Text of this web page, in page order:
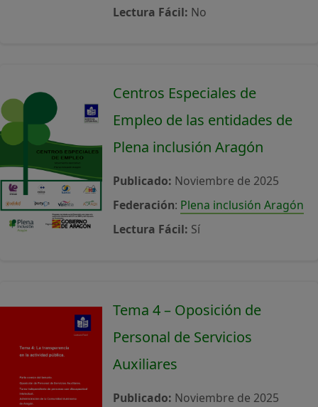
Lectura Fácil: No
Centros Especiales de
Empleo de las entidades de
Plena inclusión Aragón
Publicado: Noviembre de 2025
Federación: Plena inclusión Aragón
Lectura Fácil: Sí
Tema 4 – Oposición de
Personal de Servicios
Auxiliares
Publicado: Noviembre de 2025